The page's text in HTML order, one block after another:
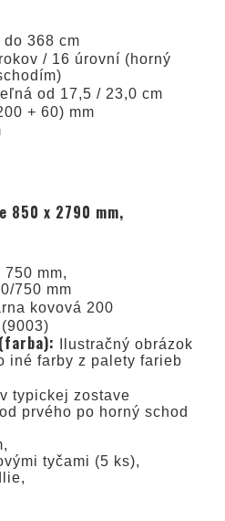
do 368 cm
/ 16 úrovní (horný
od 17,5 / 23,0 cm
+ 60) mm
850 x 2790 mm,
mm,
750 mm
kovová 200
Ilustračný obrázok
iné farby z palety farieb
v typickej zostave
prvého po horný schod
tyčami (5 ks),